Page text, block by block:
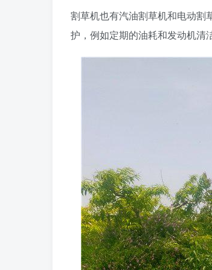
割草机也有汽油割草机和电动割
护，例如定期的油耗和发动机清